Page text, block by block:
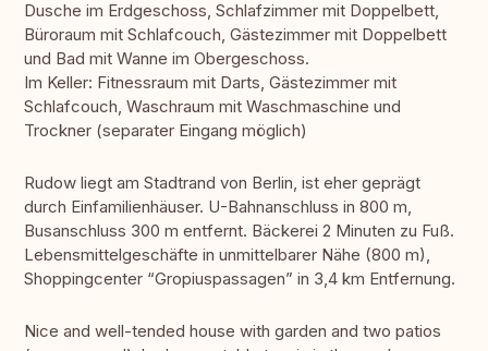
Dusche im Erdgeschoss, Schlafzimmer mit Doppelbett,
Büroraum mit Schlafcouch, Gästezimmer mit Doppelbett
und Bad mit Wanne im Obergeschoss.
Im Keller: Fitnessraum mit Darts, Gästezimmer mit
Schlafcouch, Waschraum mit Waschmaschine und
Trockner (separater Eingang möglich)
Rudow liegt am Stadtrand von Berlin, ist eher geprägt
durch Einfamilienhäuser. U-Bahnanschluss in 800 m,
Busanschluss 300 m entfernt. Bäckerei 2 Minuten zu Fuß.
Lebensmittelgeschäfte in unmittelbarer Nähe (800 m),
Shoppingcenter “Gropiuspassagen” in 3,4 km Entfernung.
Nice and well-tended house with garden and two patios